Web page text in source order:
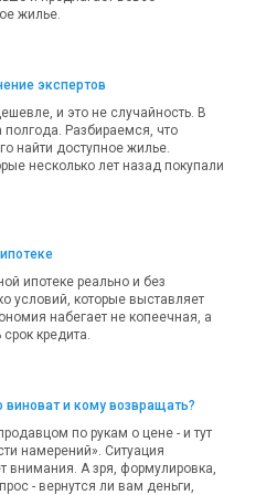
жилье.
экспертов
и это не случайность. В
полгода. Разбираемся, что
найти доступное жилье.
несколько лет назад покупали
ипотеке реально и без
условий, которые выставляет
набегает не копеечная, а
кредита.
виноват и кому возвращать?
по рукам о цене - и тут
намерений». Ситуация
внимания. А зря, формулировка,
- вернутся ли вам деньги,